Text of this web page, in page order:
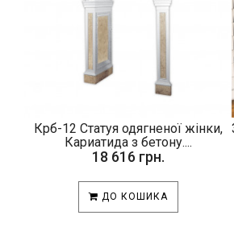
Крб-12 Статуя одягненої жінки,
Кариатида з бетону....
18 616 грн.
ДО КОШИКА